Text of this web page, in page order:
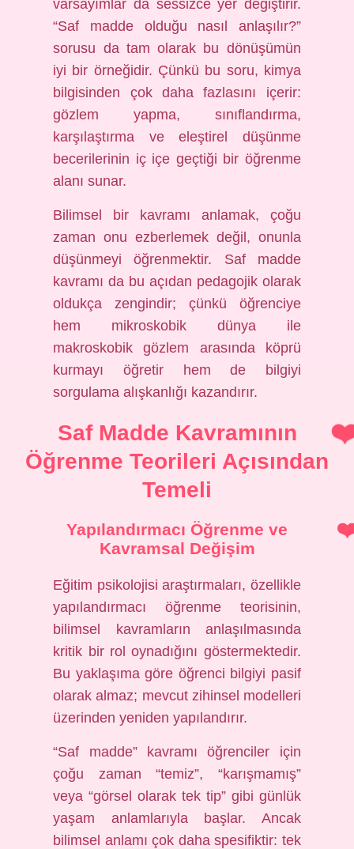
varsayımlar da sessizce yer değiştirir.
“Saf madde olduğu nasıl anlaşılır?”
sorusu da tam olarak bu dönüşümün
iyi bir örneğidir. Çünkü bu soru, kimya
bilgisinden çok daha fazlasını içerir:
gözlem yapma, sınıflandırma,
karşılaştırma veeleştirel düşünme
becerilerinin iç içe geçtiği bir öğrenme
alanı sunar.
Bilimsel bir kavramı anlamak, çoğu
zaman onu ezberlemek değil, onunla
düşünmeyi öğrenmektir. Saf madde
kavramı da bu açıdan pedagojik olarak
oldukça zengindir; çünkü öğrenciye
hem mikroskobik dünya ile
makroskobik gözlem arasında köprü
kurmayı öğretir hem de bilgiyi
sorgulama alışkanlığı kazandırır.
Saf Madde Kavramının
Öğrenme Teorileri Açısından
Temeli
Yapılandırmacı Öğrenme ve
Kavramsal Değişim
Eğitim psikolojisi araştırmaları, özellikle
yapılandırmacı öğrenme teorisinin,
bilimsel kavramların anlaşılmasında
kritik bir rol oynadığını göstermektedir.
Bu yaklaşıma göre öğrenci bilgiyi pasif
olarak almaz; mevcut zihinsel modelleri
üzerinden yeniden yapılandırır.
“Saf madde” kavramı öğrenciler için
çoğu zaman “temiz”, “karışmamış”
veya “görsel olarak tek tip” gibi günlük
yaşam anlamlarıyla başlar. Ancak
bilimsel anlamı çok daha spesifiktir: tek